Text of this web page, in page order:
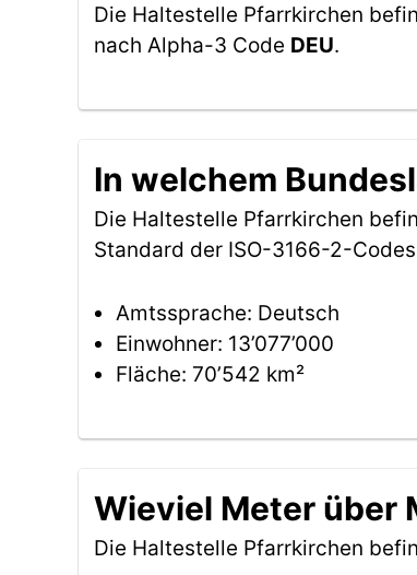
Die Haltestelle Pfarrkirchen
nach Alpha-3 Code DEU.
In welchem
Die Haltestelle Pfarrkirchen
Standard der ISO-3166-2-Codes
Amtssprache: Deutsch
Einwohner: 13’077’000
Fläche: 70’542 km²
Wieviel Meter über
Die Haltestelle Pfarrkirchen